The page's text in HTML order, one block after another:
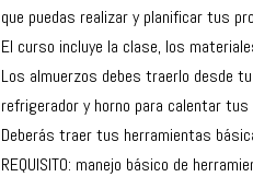
que puedas realizar y planificar tus
El curso incluye la clase, los
Los almuerzos debes traerlo desde
refrigerador y horno para calentar tus
Deberás traer tus herramientas
REQUISITO: manejo básico de